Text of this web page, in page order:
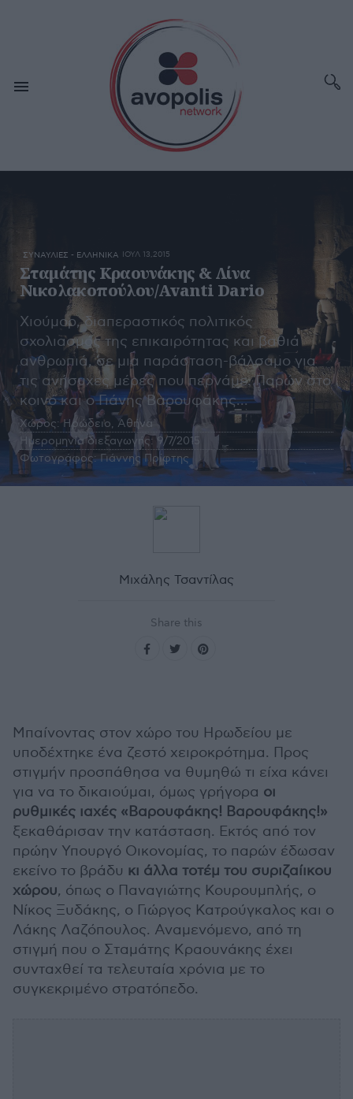
ΣΥΝΑΥΛΙΕΣ - ΕΛΛΗΝΙΚΑ ΙΟΥΛ 13,2015
Σταμάτης Κραουνάκης & Λίνα
Νικολακοπούλου/Avanti Dario
Χιούμορ, διαπεραστικός πολιτικός
σχολιασμός της επικαιρότητας και βαθιά
ανθρωπιά, σε μια παράσταση-βάλσαμο για
τις ανήσυχες μέρες που περνάμε. Παρών στο
κοινό και ο Γιάνης Βαρουφάκης...
Χώρος: Ηρώδειο, Αθήνα
Ημερομηνία διεξαγωγής: 9/7/2015
Φωτογράφος: Γιάννης Πρίφτης
Μιχάλης Τσαντίλας
Share this
Μπαίνοντας στον χώρο του Ηρωδείου με
υποδέχτηκε ένα ζεστό χειροκρότημα. Προς
στιγμήν προσπάθησα να θυμηθώ τι είχα κάνει
για να το δικαιούμαι, όμως γρήγορα οι
ρυθμικές ιαχές «Βαρουφάκης! Βαρουφάκης!»
ξεκαθάρισαν την κατάσταση. Εκτός από τον
πρώην Υπουργό Οικονομίας, το παρών έδωσαν
εκείνο το βράδυ κι άλλα τοτέμ του συριζαίικου
χώρου, όπως ο Παναγιώτης Κουρουμπλής, ο
Νίκος Ξυδάκης, ο Γιώργος Κατρούγκαλος και ο
Λάκης Λαζόπουλος. Αναμενόμενο, από τη
στιγμή που ο Σταμάτης Κραουνάκης έχει
συνταχθεί τα τελευταία χρόνια με το
συγκεκριμένο στρατόπεδο.